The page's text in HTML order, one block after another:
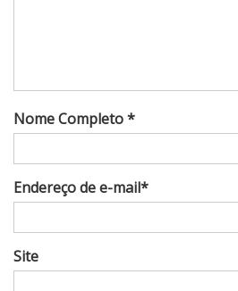
Nome Completo *
Endereço de e-mail*
Site